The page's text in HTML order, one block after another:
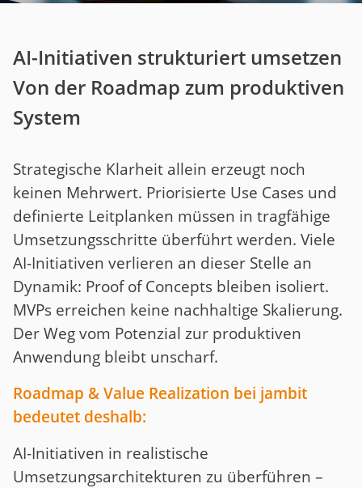
AI-Initiativen strukturiert umsetzen
Von der Roadmap zum produktiven
System
Strategische Klarheit allein erzeugt noch
keinen Mehrwert. Priorisierte Use Cases und
definierte Leitplanken müssen in tragfähige
Umsetzungsschritte überführt werden. Viele
AI-Initiativen verlieren an dieser Stelle an
Dynamik: Proof of Concepts bleiben isoliert.
MVPs erreichen keine nachhaltige Skalierung.
Der Weg vom Potenzial zur produktiven
Anwendung bleibt unscharf.
Roadmap & Value Realization bei jambit
bedeutet deshalb:
AI-Initiativen in realistische
Umsetzungsarchitekturen zu überführen –